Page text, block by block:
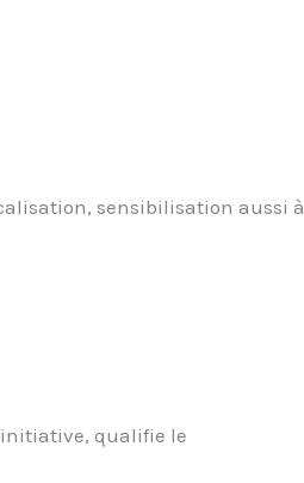
sensibilisation aussi à
qualifie le